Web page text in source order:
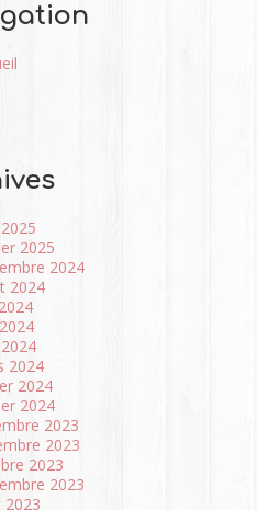
2025
2024
2024
2024
2024
2024
2023
2023
2023
2023
2023